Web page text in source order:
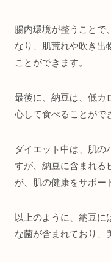
腸内環境が整うことで
なり、肌荒れや吹き出
ことができます。
最後に、納豆は、低カ
心して食べることがで
ダイエット中は、肌の
すが、納豆に含まれる
が、肌の健康をサポー
以上のように、納豆に
な菌が含まれており、